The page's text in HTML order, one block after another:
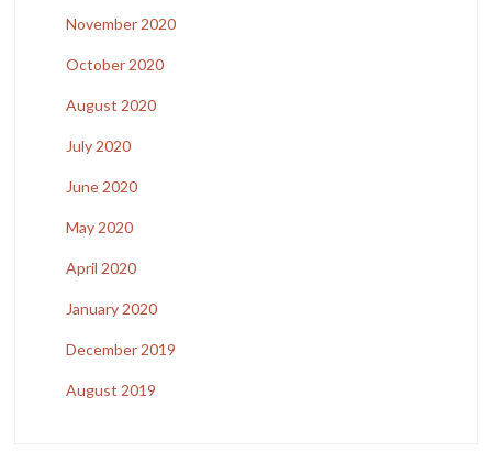
November 2020
October 2020
August 2020
July 2020
June 2020
May 2020
April 2020
January 2020
December 2019
August 2019